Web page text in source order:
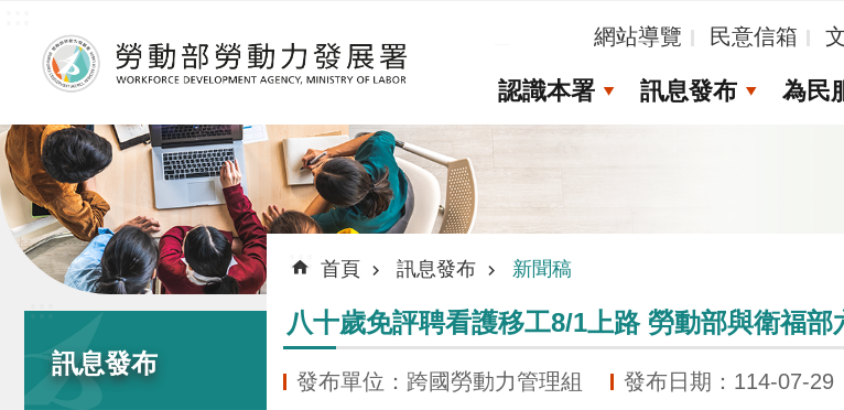
網站導覽 民意信箱
認識本署 訊息發布 為民
:::
訊息發布
::: 首頁 訊息發布 新聞稿
八十歲免評聘看護移工8/1上路 勞動部與衛福
發布單位：跨國勞動力管理組 發布日期：114-07-29